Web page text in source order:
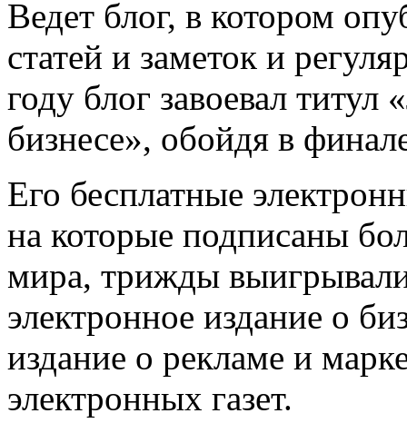
Ведет блог, в котором
статей и заметок и
году блог завоевал
бизнесе», обойдя в
Его бесплатные
на которые подписаны
мира, трижды
электронное издание о
издание о рекламе и
электронных газет.